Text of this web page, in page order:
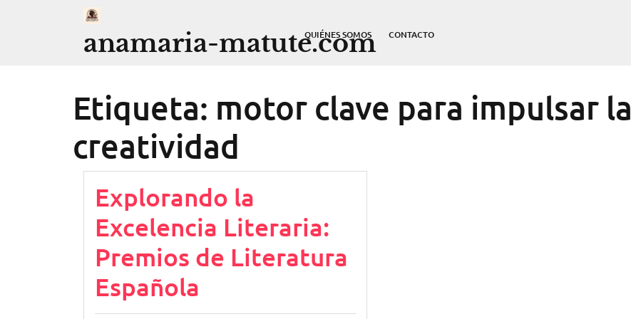
anamaria-matute.com
QUIÉNES SOMOS CONTACTO
Etiqueta: motor clave para impulsar la
creatividad
Explorando la
Excelencia Literaria:
Premios de Literatura
Española